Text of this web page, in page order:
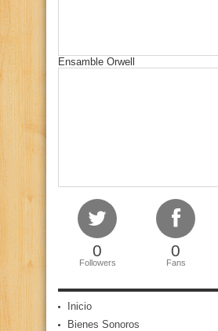
Ensamble Orwell
0
Followers
0
Fans
Inicio
Bienes Sonoros